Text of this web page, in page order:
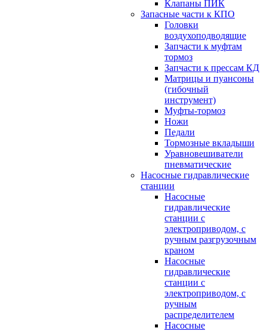
Клапаны ПИК
Запасные части к КПО
Головки
воздухоподводящие
Запчасти к муфтам
тормоз
Запчасти к прессам КД
Матрицы и пуансоны
(гибочный
инструмент)
Муфты-тормоз
Ножи
Педали
Тормозные вкладыши
Уравновешиватели
пневматические
Насосные гидравлические
станции
Насосные
гидравлические
станции с
электроприводом, с
ручным разгрузочным
краном
Насосные
гидравлические
станции с
электроприводом, с
ручным
распределителем
Насосные